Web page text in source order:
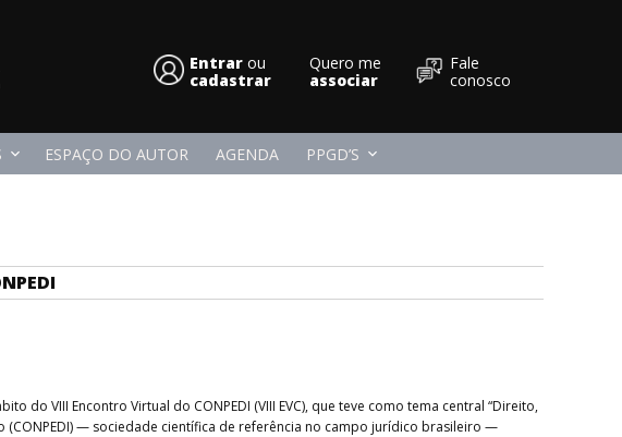
Conpedi
Entrar ou
cadastrar
Quero me
associar
Fale
conosco
ESPAÇO DO AUTOR AGENDA PPGD’S
do VIII Encontro Virtual do CONPEDI (VIII EVC), que teve como tema central “Direito,
(CONPEDI) — sociedade científica de referência no campo jurídico brasileiro —